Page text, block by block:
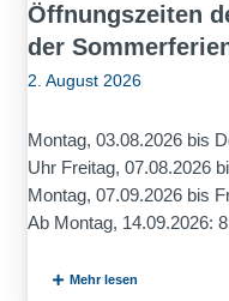
Öffnungszeiten
der
2. August 2026
Montag, 03.08.2026 bis
Uhr Freitag, 07.08.2026
Montag, 07.09.2026 bis
Ab Montag, 14.09.2026:
Mehr lesen